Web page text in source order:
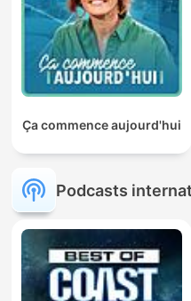
Ça commence aujourd'hui
Podcasts